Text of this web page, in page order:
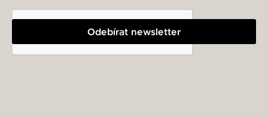
Odebírat newsletter